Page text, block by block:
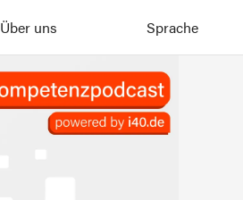
Über uns Sprache